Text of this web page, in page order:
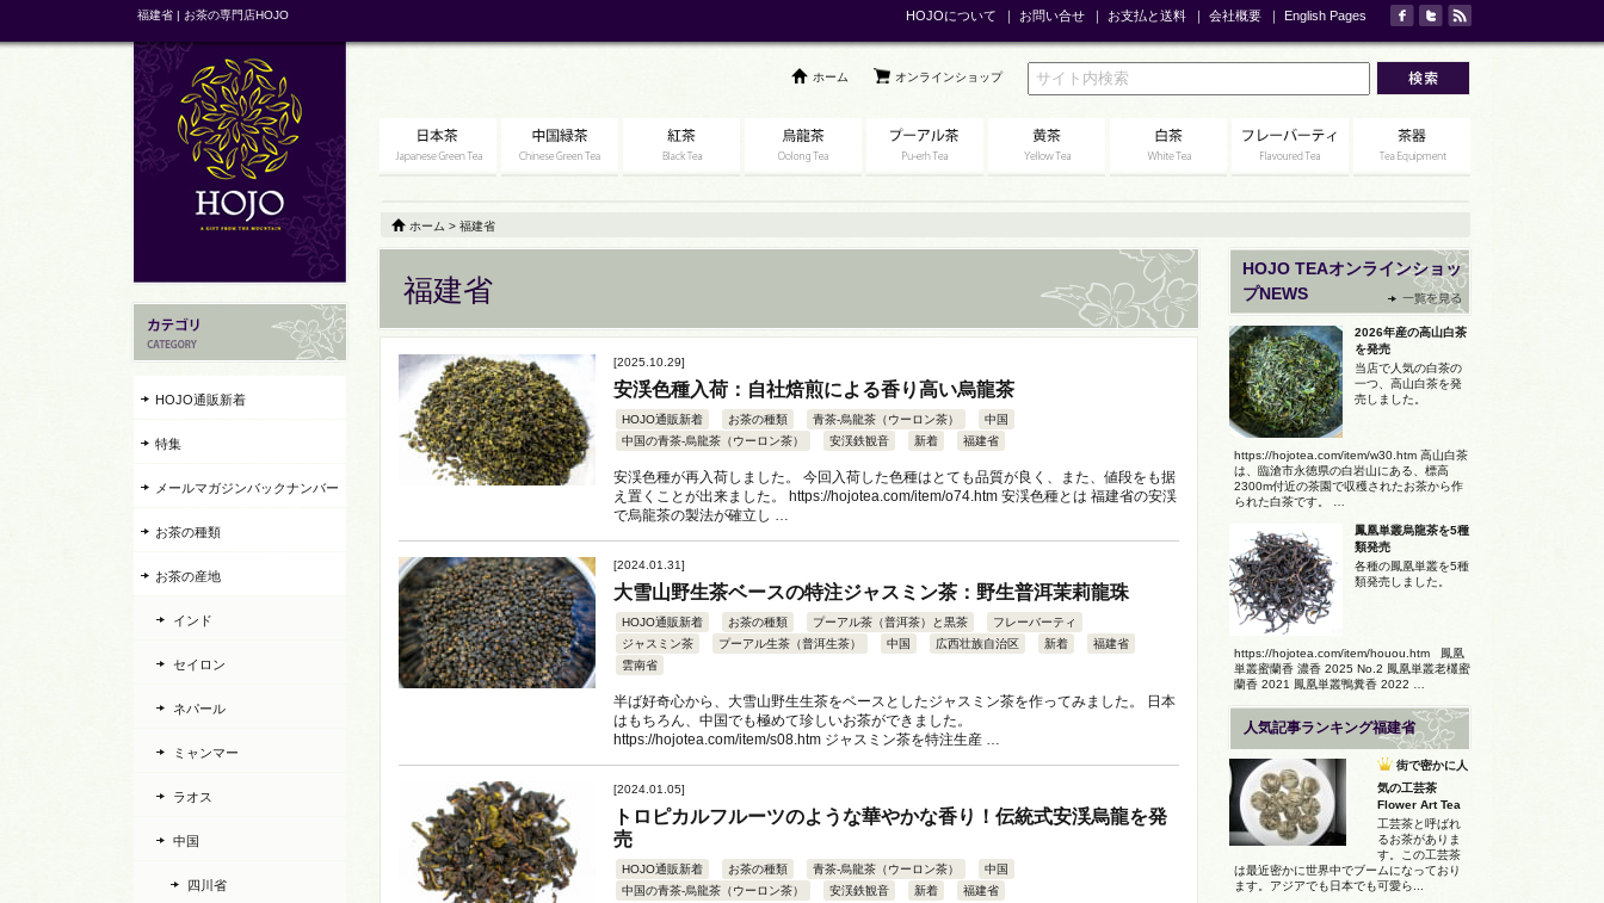
福建省 | お茶の専門店HOJO HOJOについて ｜ お問い合せ ｜ お支払と送料 ｜ 会社概要 ｜ English Pages
ホーム オンラインショップ
ホーム > 福建省
福建省
[2025.10.29]
安渓色種入荷：自社焙煎による香り高い烏龍茶
HOJO通販新着 お茶の種類 青茶-烏龍茶（ウーロン茶）
中国
中国の青茶-烏龍茶（ウーロン茶）
安渓鉄観音 新着 福建省
安渓色種が再入荷しました。 今回入荷した色種はとても品質が良く、また、値段をも据
え置くことが出来ました。 https://hojotea.com/item/o74.htm 安渓色種とは 福建省の安渓
で烏龍茶の製法が確立し …
[2024.01.31]
大雪山野生茶ベースの特注ジャスミン茶：野生普洱茉莉龍珠
HOJO通販新着 お茶の種類 プーアル茶（普洱茶）と黒茶
フレーバーティ
ジャスミン茶
プーアル生茶（普洱生茶） 中国 広西壮族自治区 新着
福建省
雲南省
半ば好奇心から、大雪山野生生茶をベースとしたジャスミン茶を作ってみました。 日本
はもちろん、中国でも極めて珍しいお茶ができました。
https://hojotea.com/item/s08.htm ジャスミン茶を特注生産 …
[2024.01.05]
トロピカルフルーツのような華やかな香り！伝統式安渓烏龍を発
売
HOJO通販新着 お茶の種類 青茶-烏龍茶（ウーロン茶）
中国
中国の青茶-烏龍茶（ウーロン茶）
安渓鉄観音 新着 福建省
HOJO TEAオンラインショッ
プNEWS
2026年産の高山白茶
を発売
当店で人気の白茶の
一つ、高山白茶を発
売しました。
https://hojotea.com/item/w30.htm 高山白茶
は、臨滄市永徳県の白岩山にある、標高
2300m付近の茶園で収穫されたお茶から作
られた白茶です。 …
鳳凰単叢烏龍茶を5種
類発売
各種の鳳凰単叢を5種
類発売しました。
https://hojotea.com/item/houou.htm 鳳凰
単叢蜜蘭香 濃香 2025 No.2 鳳凰単叢老欉蜜
蘭香 2021 鳳凰単叢鴨糞香 2022 …
人気記事ランキング福建省
街で密かに人
気の工芸茶
Flower Art Tea
工芸茶と呼ばれ
るお茶がありま
す。この工芸茶
は最近密かに世界中でブームになっており
ます。アジアでも日本でも可愛ら...
HOJO通販新着
特集
メールマガジンバックナンバー
お茶の種類
お茶の産地
インド
セイロン
ネパール
ミャンマー
ラオス
中国
四川省